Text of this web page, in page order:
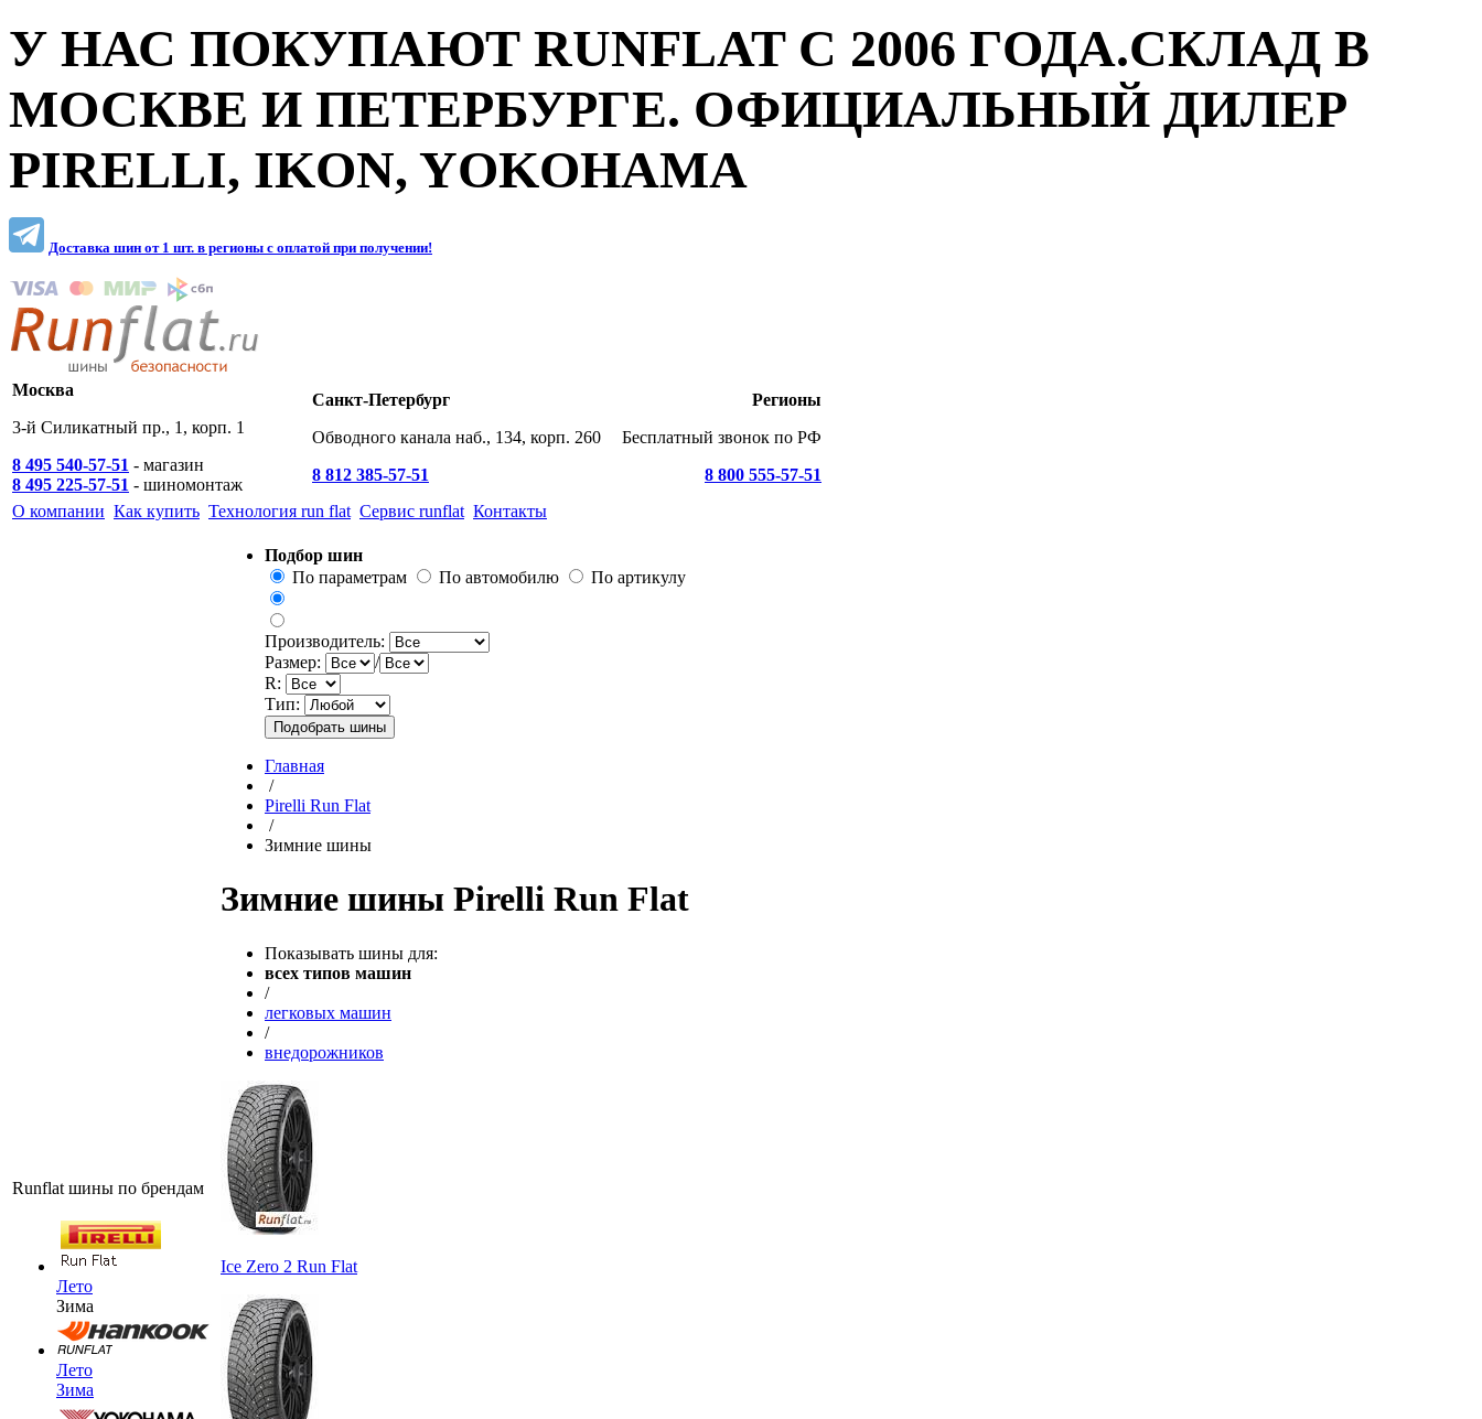
У НАС ПОКУПАЮТ RUNFLAT С 2006 ГОДА.СКЛАД В
МОСКВЕ И ПЕТЕРБУРГЕ. ОФИЦИАЛЬНЫЙ ДИЛЕР
PIRELLI, IKON, YOKOHAMA
Доставка шин от 1 шт. в регионы c оплатой при получении!
Москва
3-й Силикатный пр., 1, корп. 1
8 495 540-57-51 - магазин
8 495 225-57-51 - шиномонтаж
Санкт-Петербург
Обводного канала наб., 134, корп. 260
8 812 385-57-51
Регионы
Бесплатный звонок по РФ
8 800 555-57-51
О компании Как купить Технология run flat Сервис runflat Контакты
Runflat шины по брендам
Лето
Зима
Лето
Зима
Подбор шин
По параметрам
По автомобилю По артикулу
Производитель:
Размер:
/
R:
Тип:
Главная
/
Pirelli Run Flat
/
Зимние шины
Зимние шины Pirelli Run Flat
Показывать шины для:
всех типов машин
/
легковых машин
/
внедорожников
Ice Zero 2 Run Flat